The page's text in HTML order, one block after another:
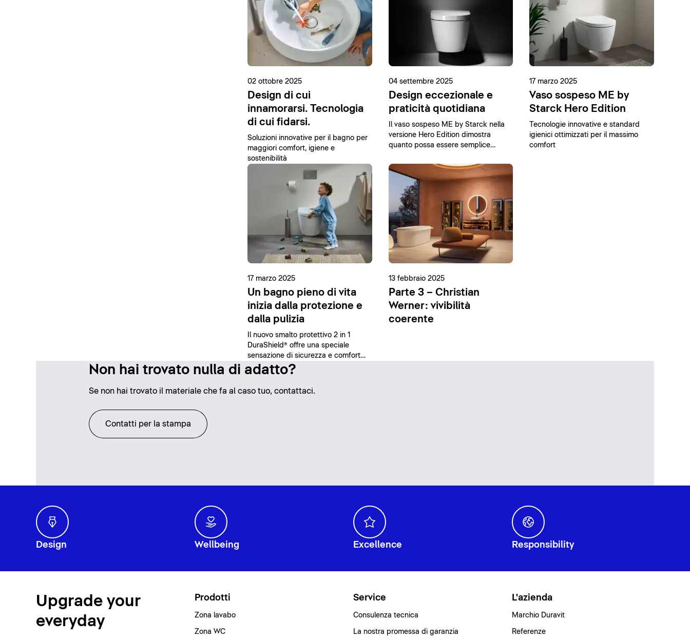
02 ottobre 2025
Design di cui
innamorarsi. Tecnologia
di cui fidarsi.
Soluzioni innovative per il bagno per
maggiori comfort, igiene e
sostenibilità
04 settembre 2025
Design eccezionale e
praticità quotidiana
Il vaso sospeso ME by Starck nella
versione Hero Edition dimostra
quanto possa essere semplice
17 marzo 2025
Vaso sospeso ME by
Starck Hero Edition
Tecnologie innovative e standard
igienici ottimizzati per il massimo
comfort
17 marzo 2025
Un bagno pieno di vita
inizia dalla protezione e
dalla pulizia
Il nuovo smalto protettivo 2 in 1
DuraShield® offre una speciale
sensazione di sicurezza e comfort
grazie alle sue proprietà
antibatteriche e alla facilità di pulizia.
13 febbraio 2025
Parte 3 – Christian
Werner: vivibilità
coerente
Non hai trovato nulla di adatto?
Se non hai trovato il materiale che fa al caso tuo, contattaci.
Contatti per la stampa
Design Wellbeing Excellence Responsibility
Upgrade your
everyday
Prodotti
Zona lavabo
Zona WC
Service
Consulenza tecnica
La nostra promessa di garanzia
L'azienda
Marchio Duravit
Referenze